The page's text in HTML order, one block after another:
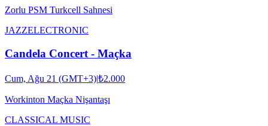
Zorlu PSM Turkcell Sahnesi
JAZZELECTRONIC
Candela Concert - Maçka
Cum, Ağu 21 (GMT+3)|₺2.000
Workinton Maçka Nişantaşı
CLASSICAL MUSIC